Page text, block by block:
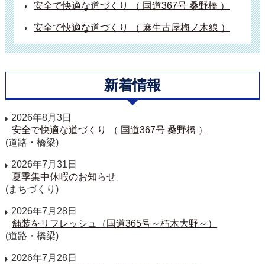
安全で快適な道づくり （ 国道367号 桑野橋 ）
安全で快適な道づくり （ 麻生古屋梅ノ木線 ）
新着情報
2026年8月3日
安全で快適な道づくり （ 国道367号 桑野橋 ）
(道路・橋梁)
2026年7月31日
夏季集中休暇のお知らせ
(まちづくり)
2026年7月28日
舗装をリフレッシュ（国道365号～朽木大野～）
(道路・橋梁)
2026年7月28日